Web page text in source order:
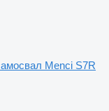
Menci S7R